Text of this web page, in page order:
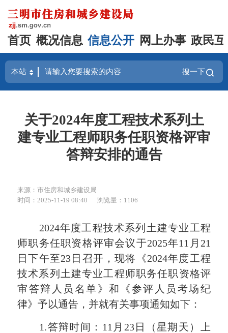
首页 概况信息 信息公开 网上办事 政民
搜一下
关于2024年度工程技术系列土
建专业工程师职务任职资格评审
答辩安排的通告
来源：市住房和城乡建设局
时间：2025-11-19 08:40
浏览量：1106
2024年度工程技术系列土建专业工程
师职务任职资格评审会议于2025年11月21
日下午至23日召开，现将《2024年度工程
技术系列土建专业工程师职务任职资格评
审答辩人员名单》和《参评人员考场纪
律》予以通告，并就有关事项通知如下：
1.答辩时间：11月23日（星期天）上